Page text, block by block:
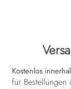
Kostenlos
für